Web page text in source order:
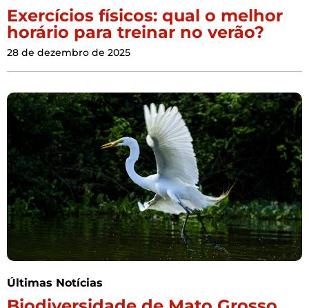
Exercícios físicos: qual o melhor
horário para treinar no verão?
28 de dezembro de 2025
Últimas Notícias